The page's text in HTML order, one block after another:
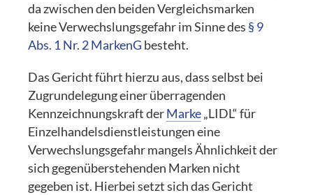
da zwischen den beiden Vergleichsmarken
keine Verwechslungsgefahr im Sinne des § 9
Abs. 1 Nr. 2 MarkenG besteht.
Das Gericht führt hierzu aus, dass selbst bei
Zugrundelegung einer überragenden
Kennzeichnungskraft derMarke„LIDL“ für
Einzelhandelsdienstleistungen eine
Verwechslungsgefahr mangels Ähnlichkeit der
sich gegenüberstehenden Marken nicht
gegeben ist. Hierbei setzt sich das Gericht